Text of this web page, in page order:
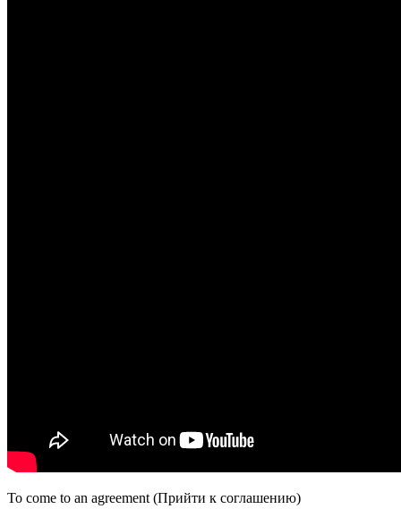
To come to an agreement (Прийти к соглашению)